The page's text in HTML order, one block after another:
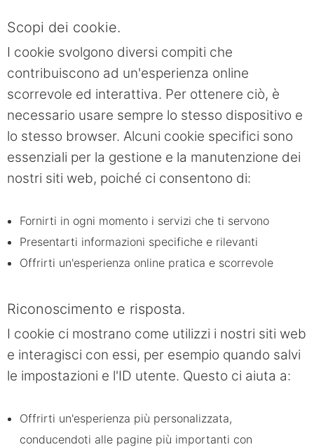
Scopi dei cookie.
I cookie svolgono diversi compiti che
contribuiscono ad un'esperienza online
scorrevole ed interattiva. Per ottenere ciò, è
necessario usare sempre lo stesso dispositivo e
lo stesso browser. Alcuni cookie specifici sono
essenziali per la gestione e la manutenzione dei
nostri siti web, poiché ci consentono di:
Fornirti in ogni momento i servizi che ti servono
Presentarti informazioni specifiche e rilevanti
Offrirti un'esperienza online pratica e scorrevole
Riconoscimento e risposta.
I cookie ci mostrano come utilizzi i nostri siti web
e interagisci con essi, per esempio quando salvi
le impostazioni e l'ID utente. Questo ci aiuta a:
Offrirti un'esperienza più personalizzata,
conducendoti alle pagine più importanti con